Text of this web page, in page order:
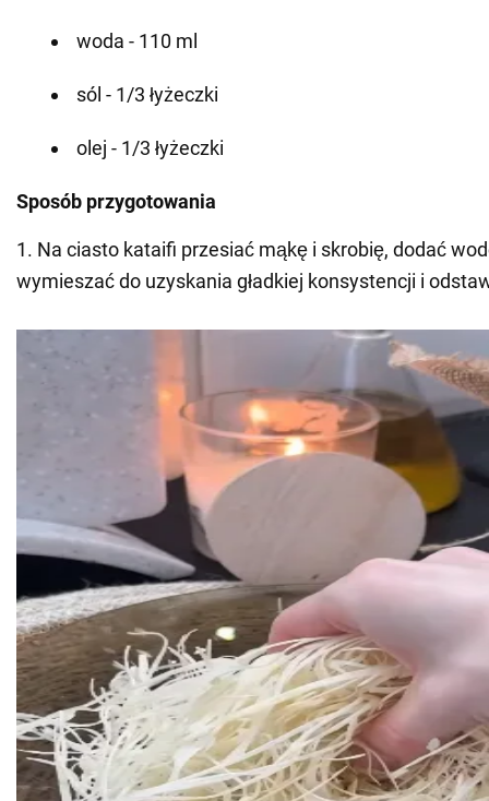
woda - 110 ml
sól - 1/3 łyżeczki
olej - 1/3 łyżeczki
Sposób przygotowania
1. Na ciasto kataifi przesiać mąkę i skrobię, dodać
wymieszać do uzyskania gładkiej konsystencji i